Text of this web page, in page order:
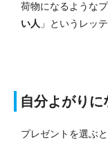
荷物になるような
い人 」というレッ
自分よがり
プレゼントを選ぶ